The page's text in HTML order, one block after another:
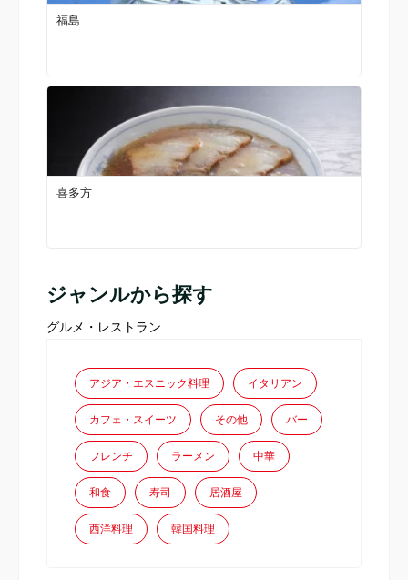
福島
喜多方
ジャンルから探す
グルメ・レストラン
アジア・エスニック料理 イタリアン
カフェ・スイーツ その他 バー
フレンチ ラーメン 中華
和食 寿司 居酒屋
西洋料理 韓国料理